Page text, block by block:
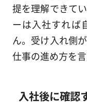
提を理解できて
ーは入社すれば
ん。受け入れ側
仕事の進め方を
入社後に確認